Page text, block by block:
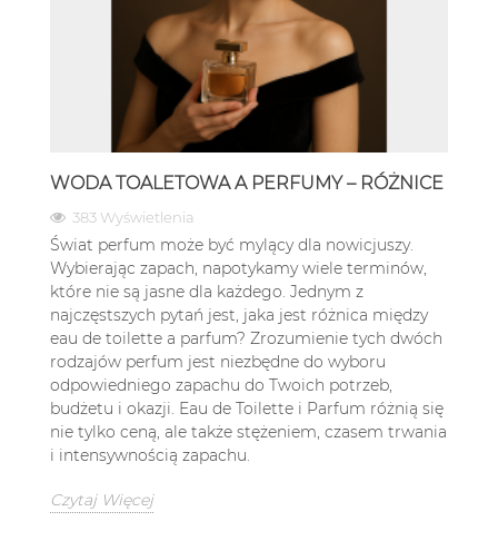
WODA TOALETOWA A PERFUMY – RÓŻNICE
383 Wyświetlenia
Świat perfum może być mylący dla nowicjuszy.
Wybierając zapach, napotykamy wiele terminów,
które nie są jasne dla każdego. Jednym z
najczęstszych pytań jest, jaka jest różnica między
eau de toilette a parfum? Zrozumienie tych dwóch
rodzajów perfum jest niezbędne do wyboru
odpowiedniego zapachu do Twoich potrzeb,
budżetu i okazji. Eau de Toilette i Parfum różnią się
nie tylko ceną, ale także stężeniem, czasem trwania
i intensywnością zapachu.
Czytaj Więcej